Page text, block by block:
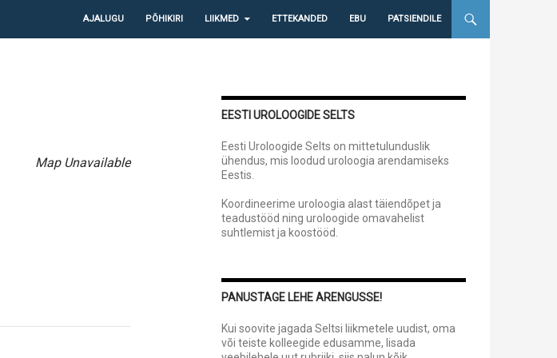
AJALUGU
PÕHIKIRI LIIKMED ETTEKANDED EBU PATSIENDILE
Map Unavailable
EESTI UROLOOGIDE SELTS
Eesti Uroloogide Selts on mittetulunduslik
ühendus, mis loodud uroloogia arendamiseks
Eestis.
Koordineerime uroloogia alast täiendõpet ja
teadustööd ning uroloogide omavahelist
suhtlemist ja koostööd.
PANUSTAGE LEHE ARENGUSSE!
Kui soovite jagada Seltsi liikmetele uudist, oma
või teiste kolleegide edusamme, lisada